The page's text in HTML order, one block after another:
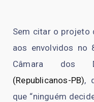
Sem citar o projeto
aos envolvidos no
Câmara dos
(Republicanos-PB),
que “ninguém